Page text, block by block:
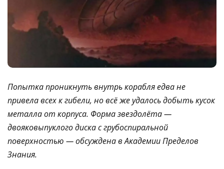
Попытка проникнуть внутрь корабля едва не
привела всех к гибели, но всё же удалось добыть кусок
металла от корпуса. Форма звездолёта —
двояковыпуклого диска с грубоспиральной
поверхностью — обсуждена в Академии Пределов
Знания.